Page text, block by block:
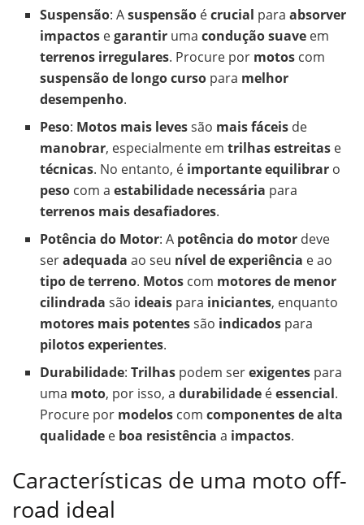
Suspensão: Asuspensão écrucial paraabsorver
impactos egarantir umacondução suave em
terrenos irregulares. Procure por motos com
suspensão de longo curso para melhor
desempenho.
Peso: Motos mais levessão mais fáceis de
manobrar, especialmente emtrilhas estreitas e
técnicas. No entanto, é importante equilibrar o
peso com aestabilidade necessária para
terrenos mais desafiadores.
Potência do Motor: A potência do motor deve
seradequada ao seu nível de experiência e ao
tipo de terreno. Motos com motores de menor
cilindrada são ideais para iniciantes, enquanto
motores mais potentessão indicados para
pilotos experientes.
Durabilidade:Trilhas podem serexigentes para
uma moto, por isso, adurabilidade éessencial.
Procure por modelos comcomponentes de alta
qualidade e boa resistência a impactos.
Características de uma moto off-
road ideal